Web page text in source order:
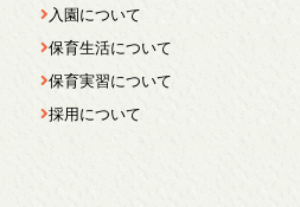
入園について
保育生活について
保育実習について
採用について